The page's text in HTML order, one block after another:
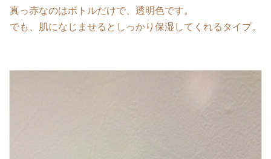
真っ赤なのはボトルだけで、透明色です。
でも、肌になじませるとしっかり保湿してくれるタイプ。